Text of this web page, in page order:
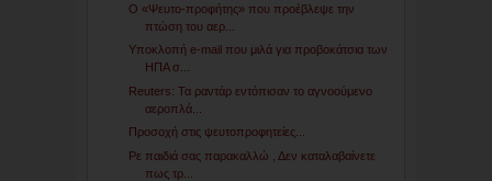
Ο «Ψευτο-προφήτης» που προέβλεψε την
πτώση του αερ...
Υποκλοπή e-mail που μιλά για προβοκάτσια των
ΗΠΑ σ...
Reuters: Τα ραντάρ εντόπισαν το αγνοούμενο
αεροπλά...
Προσοχή στις ψευτοπροφητείες...
Ρε παιδιά σας παρακαλλώ , Δεν καταλαβαίνετε
πως τρ...